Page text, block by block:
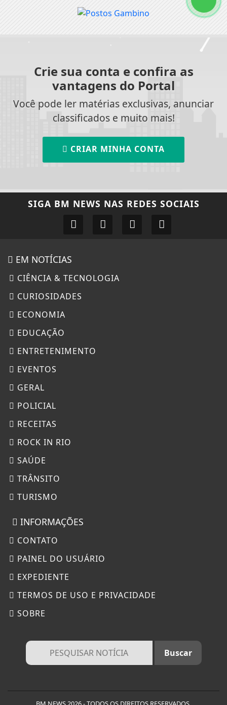
Crie sua conta e confira as
vantagens do Portal
Você pode ler matérias exclusivas, anunciar
classificados e muito mais!
CRIAR MINHA CONTA
SIGA BM NEWS NAS REDES SOCIAIS
EM NOTÍCIAS
CIÊNCIA & TECNOLOGIA
CURIOSIDADES
ECONOMIA
EDUCAÇÃO
ENTRETENIMENTO
EVENTOS
GERAL
POLICIAL
RECEITAS
ROCK IN RIO
SAÚDE
TRÂNSITO
TURISMO
INFORMAÇÕES
CONTATO
PAINEL DO USUÁRIO
EXPEDIENTE
TERMOS DE USO E PRIVACIDADE
SOBRE